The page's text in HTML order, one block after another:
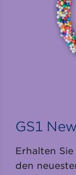
GS1
Erhalten
den